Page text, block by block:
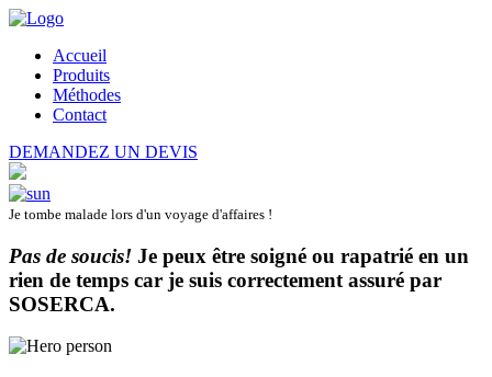
Accueil
Produits
Méthodes
Contact
DEMANDEZ UN DEVIS
Je tombe malade lors d'un voyage d'affaires !
Pas de soucis! Je peux être soigné ou rapatrié en un
rien de temps car je suis correctement assuré par
SOSERCA.